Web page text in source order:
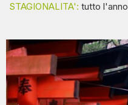
STAGIONALITA': tutto l'anno